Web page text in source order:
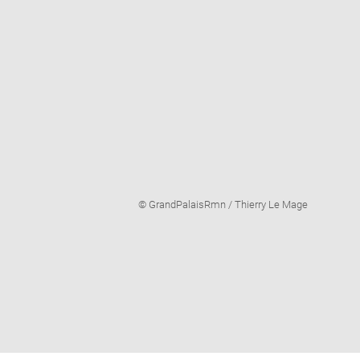
Image
© GrandPalaisRmn / Thierry Le Mage